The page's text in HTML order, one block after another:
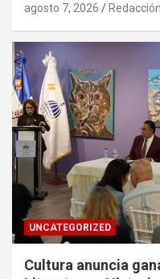
agosto 7, 2026 Redacción
UNCATEGORIZED
Cultura anuncia